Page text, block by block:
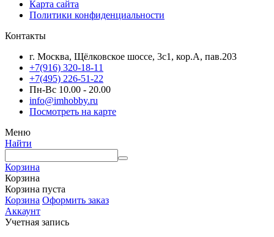
Карта сайта
Политики конфиденциальности
Контакты
г. Москва, Щёлковское шоссе, 3с1, кор.А, пав.203
+7(916) 320-18-11
+7(495) 226-51-22
Пн-Вс 10.00 - 20.00
info@imhobby.ru
Посмотреть на карте
Меню
Найти
Корзина
Корзина
Корзина пуста
Корзина Оформить заказ
Аккаунт
Учетная запись